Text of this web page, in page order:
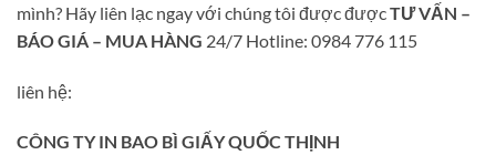
mình? Hãy liên lạc ngay với chúng tôi được đượcTƯ VẤN –
BÁO GIÁ – MUA HÀNG 24/7 Hotline: 0984 776 115
liên hệ:
CÔNG TY IN BAO BÌ GIẤY QUỐC THỊNH